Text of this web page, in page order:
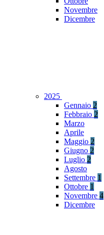
Novembre
Dicembre
2025
Gennaio 2
Febbraio 2
Marzo
Aprile
Maggio 2
Giugno 2
Luglio 2
Agosto
Settembre 1
Ottobre 1
Novembre 4
Dicembre